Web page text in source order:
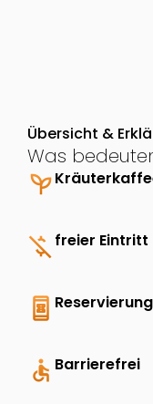
Übersicht &
Was
psychiatry
money_off freier Eintritt
book_online
accessible Barrierefrei